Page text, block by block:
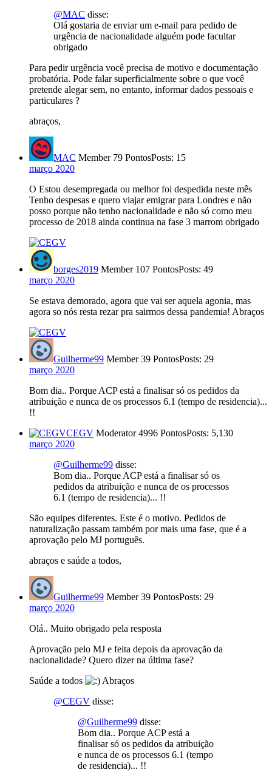
@MAC disse:
Olá gostaria de enviar um e-mail para pedido de
urgência de nacionalidade alguém pode facultar
obrigado
Para pedir urgência você precisa de motivo e documentação
probatória. Pode falar superficialmente sobre o que você
pretende alegar sem, no entanto, informar dados pessoais e
particulares ?
abraços,
MAC Member 79 PontosPosts: 15
março 2020
O Estou desempregada ou melhor foi despedida neste mês
Tenho despesas e quero viajar emigrar para Londres e não
posso porque não tenho nacionalidade e não só como meu
processo de 2018 ainda continua na fase 3 marrom obrigado
borges2019 Member 107 PontosPosts: 49
março 2020
Se estava demorado, agora que vai ser aquela agonia, mas
agora so nós resta rezar pra sairmos dessa pandemia! Abraços
Guilherme99 Member 39 PontosPosts: 29
março 2020
Bom dia.. Porque ACP está a finalisar só os pedidos da
atribuição e nunca de os processos 6.1 (tempo de residencia)...
!!
CEGV Moderator 4996 PontosPosts: 5,130
março 2020
@Guilherme99 disse:
Bom dia.. Porque ACP está a finalisar só os
pedidos da atribuição e nunca de os processos
6.1 (tempo de residencia)... !!
São equipes diferentes. Este é o motivo. Pedidos de
naturalização passam também por mais uma fase, que é a
aprovação pelo MJ português.
abraços e saúde a todos,
Guilherme99 Member 39 PontosPosts: 29
março 2020
Olá.. Muito obrigado pela resposta
Aprovação pelo MJ e feita depois da aprovação da
nacionalidade? Quero dizer na última fase?
Saúde a todos
Abraços
@CEGV disse:
@Guilherme99 disse:
Bom dia.. Porque ACP está a
finalisar só os pedidos da atribuição
e nunca de os processos 6.1 (tempo
de residencia)... !!